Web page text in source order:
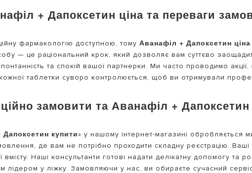
+ Дапоксетин ціна та переваги
фармакологію доступною, тому Аванафіл + Дапоксетин ціна
— це раціональний крок, який дозволяє вам суттєво
та спокій вашої партнерки. Ми часто проводимо
кожної таблетки суворо контролюється, щоб ви отримували
замовити та Аванафіл +
купити» у нашому інтернет-магазині обробляється
де вам не потрібно проходити складну реєстрацію.
вмісту. Наші консультанти готові надати делікатну допомогу та
лідером у ліжку. Замовляючи у нас, ви обираєте сучасний